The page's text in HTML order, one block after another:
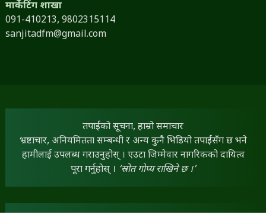
मार्केटिंग शाखा
091-410213, 9802315114
sanjitadfm@gmail.com
तपाईंको सूचना, हाम्रो समाचार
भ्रष्टाचार, अनियमितता सम्बन्धी र अन्य कुनै भिडियो तपाईंसँग छ भने
हामीलाई उपलब्ध गराउनुहोस् । एउटा जिम्मेवार नागरिकको दायित्व
पूरा गर्नुहोस् । ‘स्रोत गोप्य राखिने छ ।’